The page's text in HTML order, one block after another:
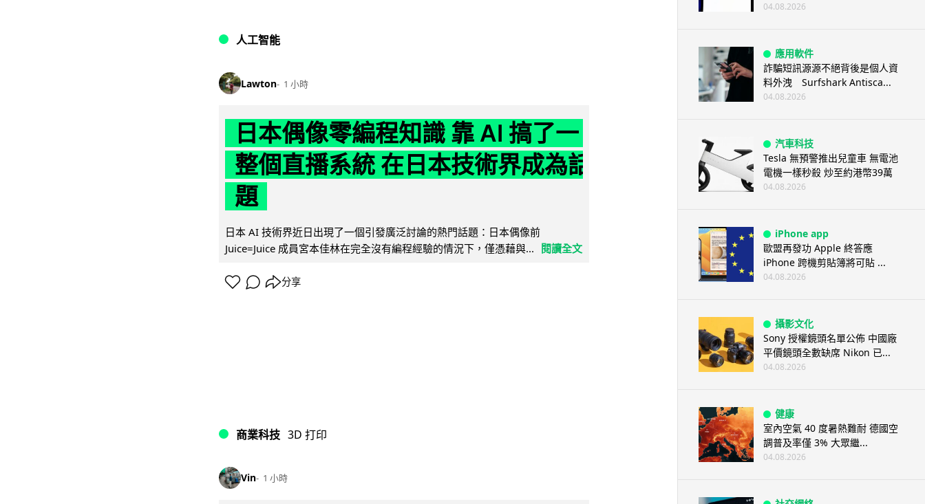
人工智能
Lawton 1 小時
日本偶像零編程知識 靠 AI 搞了一
整個直播系統 在日本技術界成為話
題
日本 AI 技術界近日出現了一個引發廣泛討論的熱門話題：日本偶像前
Juice=Juice 成員宮本佳林在完全沒有編程經驗的情況下，僅憑藉與...
閱讀全文
分享
商業科技 3D 打印
Vin 1 小時
04.08.2026
應用軟件
詐騙短訊源源不絕背後是個人資
料外洩 Surfshark Antisca...
04.08.2026
汽車科技
Tesla 無預警推出兒童車 無電池
電機一樣秒殺 炒至約港幣39萬
04.08.2026
iPhone app
歐盟再發功 Apple 終答應
iPhone 跨機剪貼簿將可貼 ...
04.08.2026
攝影文化
Sony 授權鏡頭名單公佈 中國廠
平價鏡頭全數缺席 Nikon 已...
04.08.2026
健康
室內空氣 40 度暑熱難耐 德國空
調普及率僅 3% 大眾繼...
04.08.2026